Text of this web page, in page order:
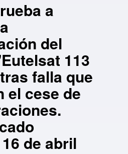
a
del
113
falla que
el cese de
de abril